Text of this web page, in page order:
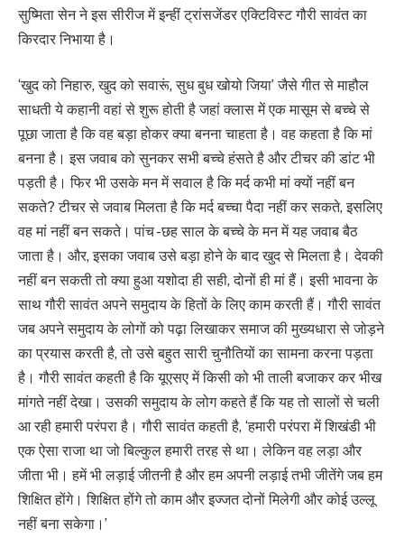
सुष्मिता सेन ने इस सीरीज में इन्हीं ट्रांसजेंडर एक्टिविस्ट गौरी सावंत का
किरदार निभाया है।
‘खुद को निहारु, खुद को सवारूं, सुध बुध खोयो जिया’ जैसे गीत से माहौल
साधती ये कहानी वहां से शुरू होती है जहां क्लास में एक मासूम से बच्चे से
पूछा जाता है कि वह बड़ा होकर क्या बनना चाहता है। वह कहता है कि मां
बनना है। इस जवाब को सुनकर सभी बच्चे हंसते है और टीचर की डांट भी
पड़ती है। फिर भी उसके मन में सवाल है कि मर्द कभी मां क्यों नहीं बन
सकते? टीचर से जवाब मिलता है कि मर्द बच्चा पैदा नहीं कर सकते, इसलिए
वह मां नहीं बन सकते। पांच -छह साल के बच्चे के मन में यह जवाब बैठ
जाता है। और, इसका जवाब उसे बड़ा होने के बाद खुद से मिलता है। देवकी
नहीं बन सकती तो क्या हुआ यशोदा ही सही, दोनों ही मां हैं। इसी भावना के
साथ गौरी सावंत अपने समुदाय के हितों के लिए काम करती हैं। गौरी सावंत
जब अपने समुदाय के लोगों को पढ़ा लिखाकर समाज की मुख्यधारा से जोड़ने
का प्रयास करती है, तो उसे बहुत सारी चुनौतियों का सामना करना पड़ता
है। गौरी सावंत कहती है कि यूएसए में किसी को भी ताली बजाकर कर भीख
मांगते नहीं देखा। उसकी समुदाय के लोग कहते हैं कि यह तो सालों से चली
आ रही हमारी परंपरा है। गौरी सावंत कहती है, ‘हमारी परंपरा में शिखंडी भी
एक ऐसा राजा था जो बिल्कुल हमारी तरह से था। लेकिन वह लड़ा और
जीता भी। हमें भी लड़ाई जीतनी है और हम अपनी लड़ाई तभी जीतेंगे जब हम
शिक्षित होंगे। शिक्षित होंगे तो काम और इज्जत दोनों मिलेगी और कोई उल्लू
नहीं बना सकेगा।’